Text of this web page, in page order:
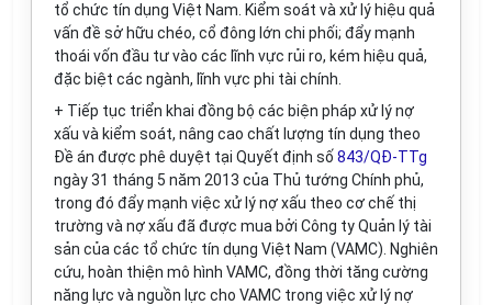
tổ chức tín dụng Việt Nam. Kiểm soát và xử lý hiệu quả
vấn đề sở hữu chéo, cổ đông lớn chi phối; đẩy mạnh
thoái vốn đầu tư vào các lĩnh vực rủi ro, kém hiệu quả,
đặc biệt các ngành, lĩnh vực phi tài chính.
+ Tiếp tục triển khai đồng bộ các biện pháp xử lý nợ
xấu và kiểm soát, nâng cao chất lượng tín dụng theo
Đề án được phê duyệt tại Quyết định số 843/QĐ-TTg
ngày 31 tháng 5 năm 2013 của Thủ tướng Chính phủ,
trong đó đẩy mạnh việc xử lý nợ xấu theo cơ chế thị
trường và nợ xấu đã được mua bởi Công ty Quản lý tài
sản của các tổ chức tín dụng Việt Nam (VAMC). Nghiên
cứu, hoàn thiện mô hình VAMC, đồng thời tăng cường
năng lực và nguồn lực cho VAMC trong việc xử lý nợ